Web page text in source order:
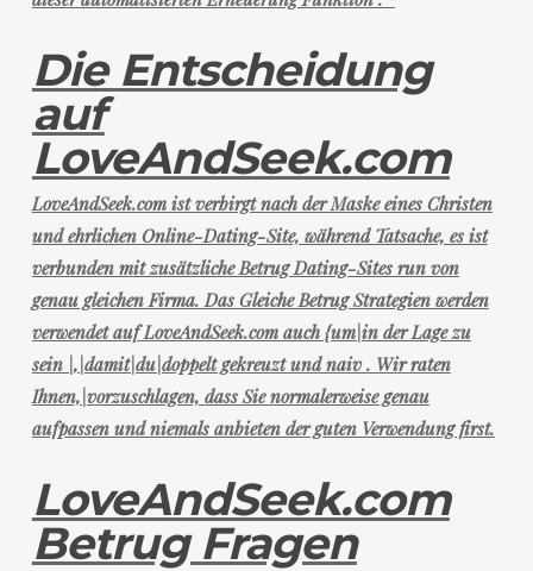
Die Entscheidung
auf
LoveAndSeek.com
LoveAndSeek.com ist verbirgt nach der Maske eines Christen
und ehrlichen Online-Dating-Site, während Tatsache, es ist
verbunden mit zusätzliche Betrug Dating-Sites run von
genau gleichen Firma. Das Gleiche Betrug Strategien werden
verwendet auf LoveAndSeek.com auch {um|in der Lage zu
sein |,|damit|du|doppelt gekreuzt und naiv . Wir raten
Ihnen,|vorzuschlagen, dass Sie normalerweise genau
aufpassen und niemals anbieten der guten Verwendung first.
LoveAndSeek.com
Betrug Fragen